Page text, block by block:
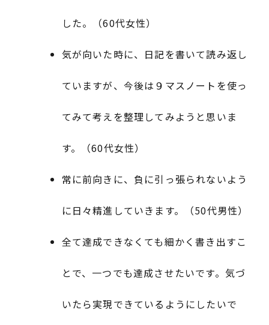
した。（60代女性）
気が向いた時に、日記を書いて読み返し
ていますが、今後は９マスノートを使っ
てみて考えを整理してみようと思いま
す。（60代女性）
常に前向きに、負に引っ張られないよう
に日々精進していきます。（50代男性）
全て達成できなくても細かく書き出すこ
とで、一つでも達成させたいです。気づ
いたら実現できているようにしたいで